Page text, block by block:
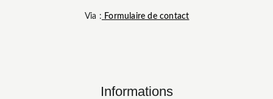
Via : Formulaire de contact
Informations